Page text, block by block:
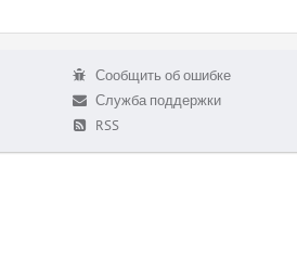
Сообщить об ошибке
Служба поддержки
RSS